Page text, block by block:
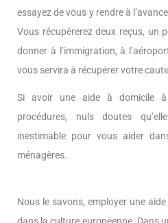
essayez de vous y rendre à
Vous récupérerez deux reçus, un
donner à l’immigration, à
vous servira à récupérer votre
Si avoir une aide à domicile à
procédures, nuls doutes
inestimable pour vous aider
ménagères.
Nous le savons, employer une